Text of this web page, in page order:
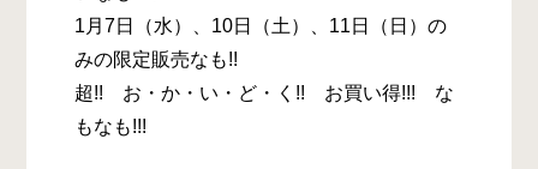
1月7日（水）、10日（土）、11日（日）の
みの限定販売なも!!
超!! お・か・い・ど・く!! お買い得!!! な
もなも!!!